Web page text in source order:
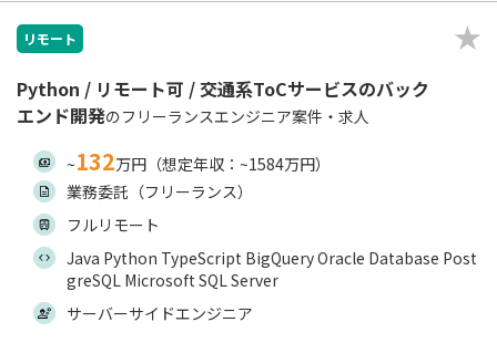
リモート
Python / リモート可 / 交通系ToCサービスのバック
エンド開発のフリーランスエンジニア案件・求人
~132万円（想定年収：~1584万円）
業務委託（フリーランス）
フルリモート
Java Python TypeScript BigQuery Oracle Database Post
greSQL Microsoft SQL Server
サーバーサイドエンジニア